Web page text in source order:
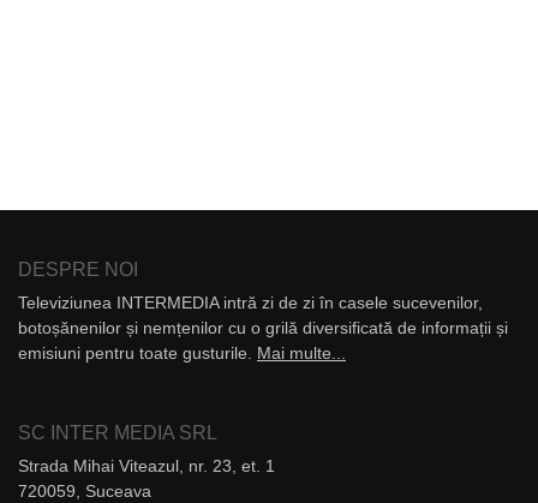
DESPRE NOI
Televiziunea INTERMEDIA intră zi de zi în casele sucevenilor,
botoșănenilor și nemțenilor cu o grilă diversificată de informații și
emisiuni pentru toate gusturile. Mai multe...
SC INTER MEDIA SRL
Strada Mihai Viteazul, nr. 23, et. 1
720059, Suceava